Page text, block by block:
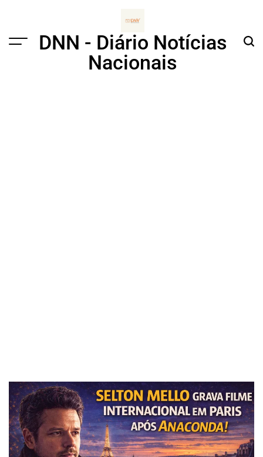
Menu
DNN - Diário Notícias
Nacionais